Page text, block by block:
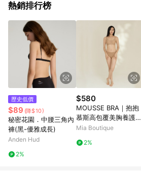
熱銷排行榜
歷史低價
$89 (降$10)
秘密花園．中腰三角內
褲(黑-優雅成長)
Anden Hud
2%
$580
MOUSSE BRA｜抱抱
慕斯高包覆美胸養護無
痕無鋼圈內衣
Mia Boutique
2%